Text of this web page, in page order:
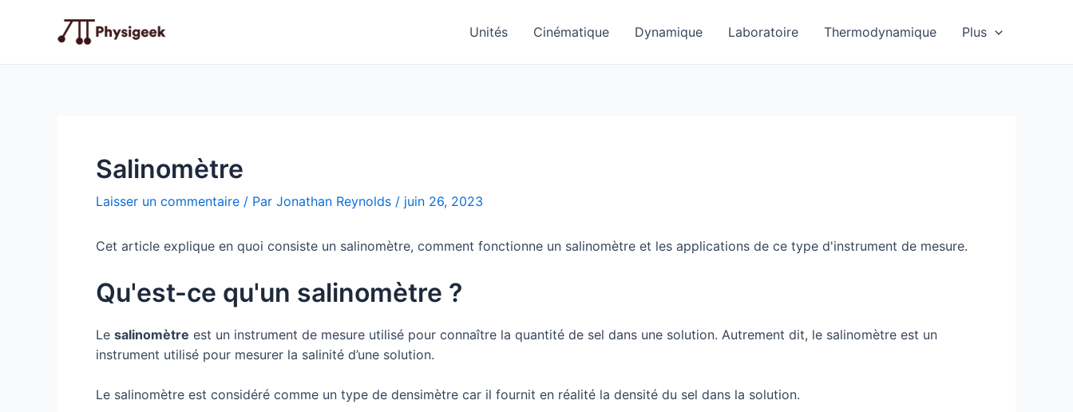
Unités Cinématique Dynamique Laboratoire Thermodynamique Plus
Salinomètre
Laisser un commentaire / Par Jonathan Reynolds / juin 26, 2023
Cet article explique en quoi consiste un salinomètre, comment fonctionne un salinomètre et les applications de ce type d'instrument de mesure.
Qu'est-ce qu'un salinomètre ?
Le salinomètre est un instrument de mesure utilisé pour connaître la quantité de sel dans une solution. Autrement dit, le salinomètre est un
instrument utilisé pour mesurer la salinité d’une solution.
Le salinomètre est considéré comme un type de densimètre car il fournit en réalité la densité du sel dans la solution.